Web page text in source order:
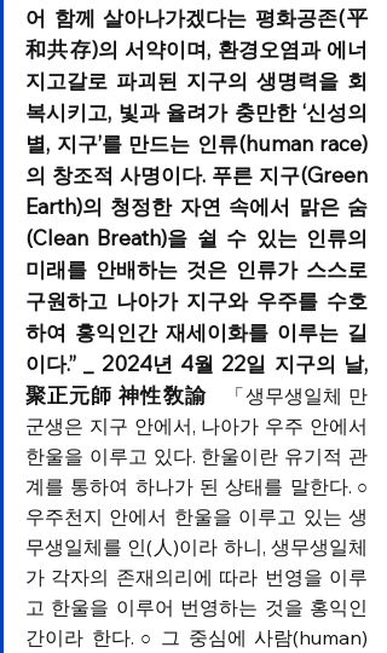
어 함께 살아나가겠다는 평화공존(平
和共存)의 서약이며, 환경오염과 에너
지고갈로 파괴된 지구의 생명력을 회
복시키고, 빛과 율려가 충만한 ‘신성의
별, 지구’를 만드는 인류(human race)
의 창조적 사명이다. 푸른 지구(Green
Earth)의 청정한 자연 속에서 맑은 숨
(Clean Breath)을 쉴 수 있는 인류의
미래를 안배하는 것은 인류가 스스로
구원하고 나아가 지구와 우주를 수호
하여 홍익인간 재세이화를 이루는 길
이다.” _ 2024년 4월 22일 지구의 날,
聚正元師 神性敎諭
「생무생일체 만
군생은 지구 안에서, 나아가 우주 안에서
한울을 이루고 있다. 한울이란 유기적 관
계를 통하여 하나가 된 상태를 말한다.
우주천지 안에서 한울을 이루고 있는 생
무생일체를 인(人)이라 하니, 생무생일체
가 각자의 존재의리에 따라 번영을 이루
고 한울을 이루어 번영하는 것을 홍익인
간이라 한다. ○ 그 중심에 사람(human)